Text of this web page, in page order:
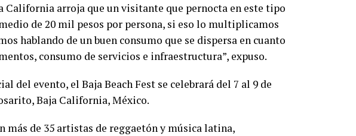
California arroja que un visitante que pernocta en este tipo
de 20 mil pesos por persona, si eso lo multiplicamos
hablando de un buen consumo que se dispersa en cuanto
consumo de servicios e infraestructura”, expuso.
del evento, el Baja Beach Fest se celebrará del 7 al 9 de
Baja California, México.
más de 35 artistas de reggaetón y música latina,